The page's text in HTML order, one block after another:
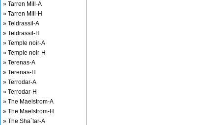
» Tarren Mill-A
» Tarren Mill-H
» Teldrassil-A
» Teldrassil-H
» Temple noir-A
» Temple noir-H
» Terenas-A
» Terenas-H
» Terrodar-A
» Terrodar-H
» The Maelstrom-A
» The Maelstrom-H
» The Sha`tar-A